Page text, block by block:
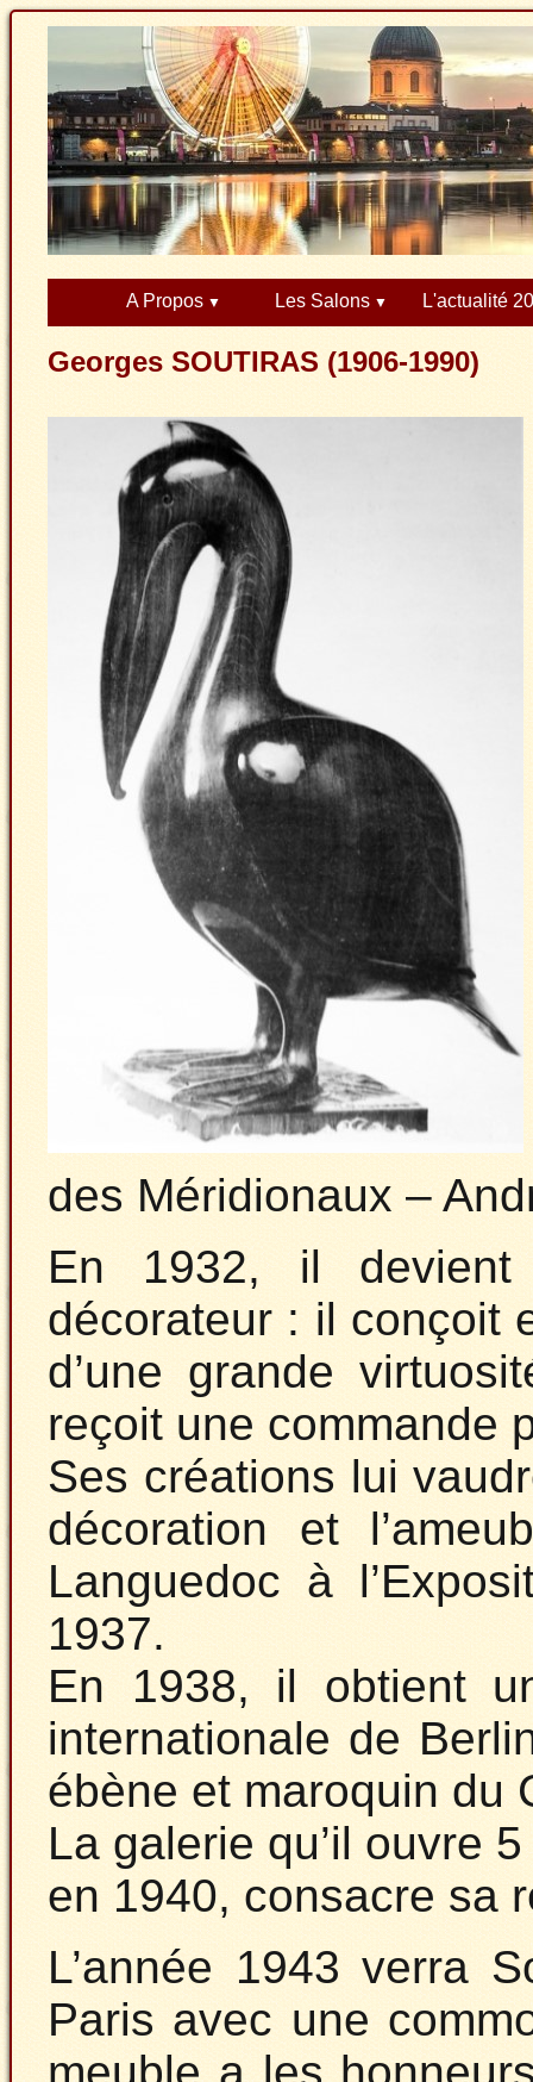
A Propos Les Salons L'actualité
Georges SOUTIRAS (1906-1990)
des Méridionaux –
En 1932, il devient
décorateur : il conçoit
d’une grande
reçoit une commande
Ses créations lui
décoration et
Languedoc à
1937.
En 1938, il obtient
internationale de
ébène et maroquin du
La galerie qu’il ouvre
en 1940, consacre sa
L’année 1943 verra
Paris avec une